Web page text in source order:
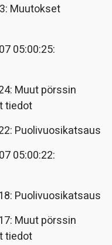
Muutokset
05:00:25:
Muut pörssin
tiedot
Puolivuosikatsaus
05:00:22:
Puolivuosikatsaus
Muut pörssin
tiedot